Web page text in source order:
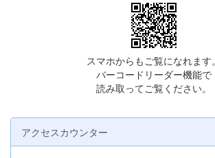
スマホからもご覧になれます。
バーコードリーダー機能で
読み取ってご覧ください。
アクセスカウンター